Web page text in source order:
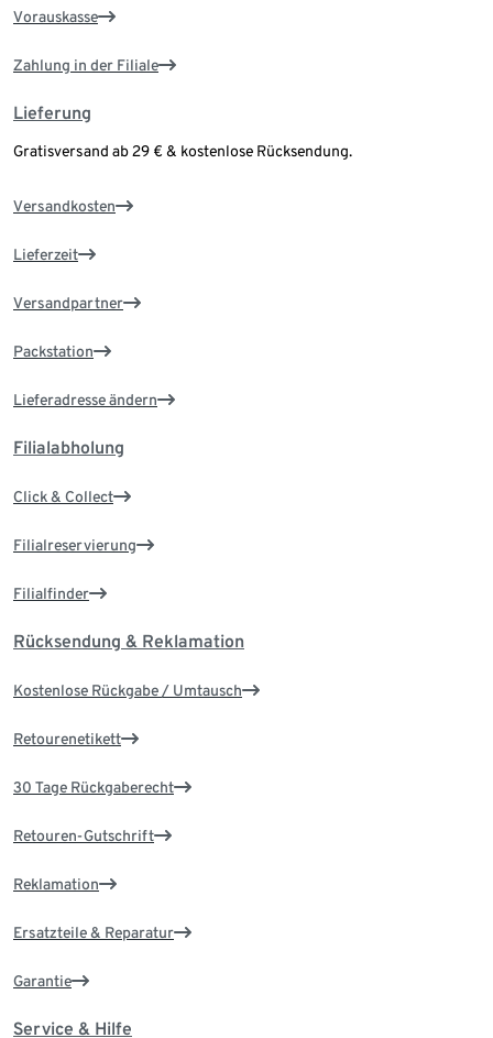
Vorauskasse
Zahlung in der Filiale
Lieferung
Gratisversand ab 29 € & kostenlose Rücksendung.
Versandkosten
Lieferzeit
Versandpartner
Packstation
Lieferadresse ändern
Filialabholung
Click & Collect
Filialreservierung
Filialfinder
Rücksendung & Reklamation
Kostenlose Rückgabe / Umtausch
Retourenetikett
30 Tage Rückgaberecht
Retouren-Gutschrift
Reklamation
Ersatzteile & Reparatur
Garantie
Service & Hilfe